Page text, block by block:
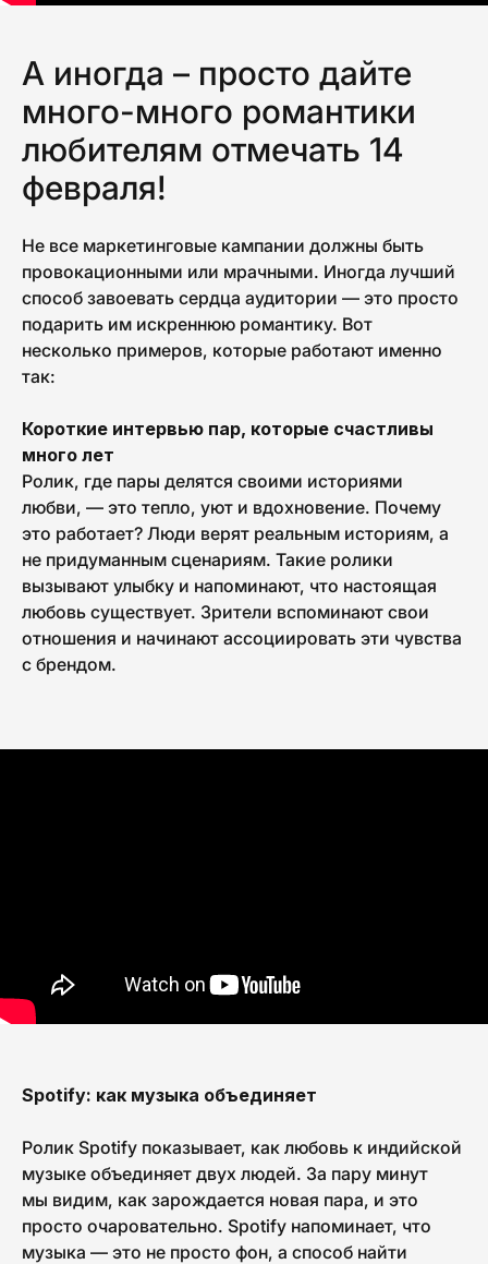
А иногда – просто дайте
много-много романтики
любителям отмечать 14
февраля!
Не все маркетинговые кампании должны быть
провокационными или мрачными. Иногда лучший
способ завоевать сердца аудитории — это просто
подарить им искреннюю романтику. Вот
несколько примеров, которые работают именно
так:
Короткие интервью пар, которые счастливы
много лет
Ролик, где пары делятся своими историями
любви, — это тепло, уют и вдохновение. Почему
это работает? Люди верят реальным историям, а
не придуманным сценариям. Такие ролики
вызывают улыбку и напоминают, что настоящая
любовь существует. Зрители вспоминают свои
отношения и начинают ассоциировать эти чувства
с брендом.
Spotify: как музыка объединяет
Ролик Spotify показывает, как любовь к индийской
музыке объединяет двух людей. За пару минут
мы видим, как зарождается новая пара, и это
просто очаровательно. Spotify напоминает, что
музыка — это не просто фон, а способ найти
Давай дружить!
PICKLES TEAM
Мы делимся новостями, идеями
и историями, которые вдохновляют.
Никакого спама — только то, что